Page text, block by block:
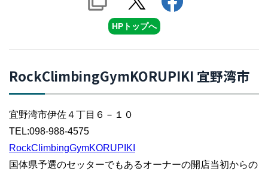
HPトップへ
RockClimbingGymKORUPIKI 宜野湾市
宜野湾市伊佐４丁目６－１０
TEL:098-988-4575
RockClimbingGymKORUPIKI
国体県予選のセッターでもあるオーナーの開店当初からの